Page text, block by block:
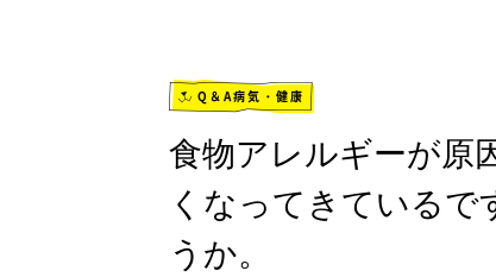
Q＆A病気・健康
食物アレルギーが原
くなってきているで
うか。